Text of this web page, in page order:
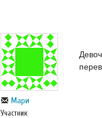
Мари
Участник